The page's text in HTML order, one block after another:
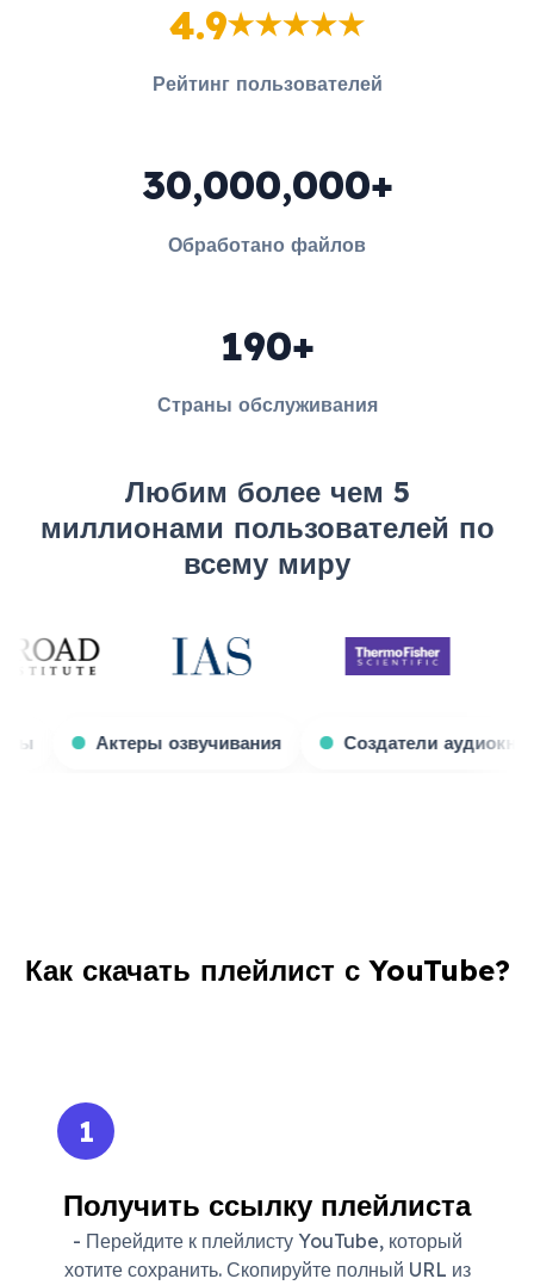
4.9
Рейтинг пользователей
30,000,000+
Обработано файлов
190+
Страны обслуживания
Любим более чем 5
миллионами пользователей по
всему миру
Игровые стримеры Актеры озвучивания
Как скачать плейлист с YouTube?
1
Получить ссылку плейлиста
- Перейдите к плейлисту YouTube, который
хотите сохранить. Скопируйте полный URL из